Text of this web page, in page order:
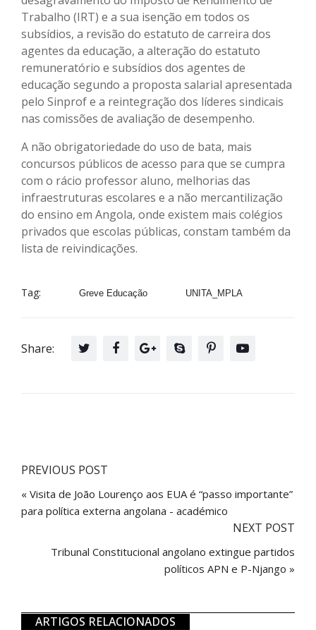
Trabalho (IRT) e a sua isenção em todos os
subsídios, a revisão do estatuto de carreira dos
agentes da educação, a alteração do estatuto
remuneratório e subsídios dos agentes de
educação segundo a proposta salarial apresentada
pelo Sinprof e a reintegração dos líderes sindicais
nas comissões de avaliação de desempenho.
A não obrigatoriedade do uso de bata, mais
concursos públicos de acesso para que se cumpra
com o rácio professor aluno, melhorias das
infraestruturas escolares e a não mercantilização
do ensino em Angola, onde existem mais colégios
privados que escolas públicas, constam também da
lista de reivindicações.
Tag: Greve Educação UNITA_MPLA
Share:
PREVIOUS POST
« Visita de João Lourenço aos EUA é “passo importante”
para política externa angolana - académico
NEXT POST
Tribunal Constitucional angolano extingue partidos
políticos APN e P-Njango »
ARTIGOS RELACIONADOS